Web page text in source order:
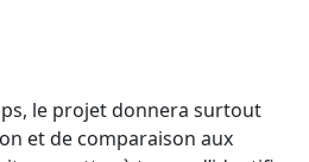
le projet donnera surtout
et de comparaison aux